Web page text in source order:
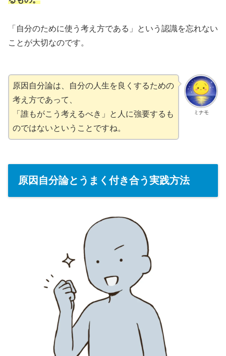
「自分のために使う考え方である」という認識を忘れない
ことが大切なのです。
ミナモ
原因自分論は、自分の人生を良くするための
考え方であって、
「誰もがこう考えるべき」と人に強要するも
のではないということですね。
原因自分論とうまく付き合う実践方法